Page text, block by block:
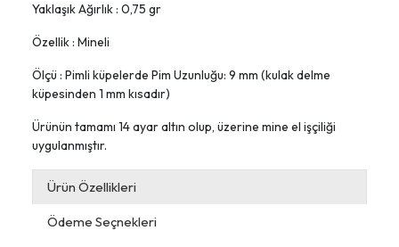
Yaklaşık Ağırlık : 0,75 gr
Özellik : Mineli
Ölçü : Pimli küpelerde Pim Uzunluğu: 9 mm (kulak delme
küpesinden 1 mm kısadır)
Ürünün tamamı 14 ayar altın olup, üzerine mine el işçiliği
uygulanmıştır.
Ürün Özellikleri
Ödeme Seçnekleri